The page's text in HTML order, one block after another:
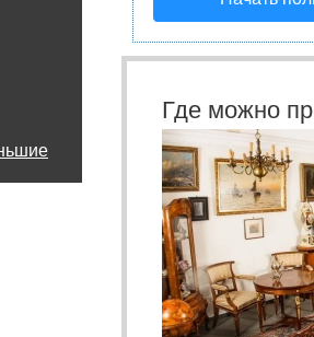
Где можно